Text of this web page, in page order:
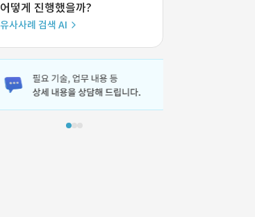
어떻게 진행했을까?
유사사례 검색 AI